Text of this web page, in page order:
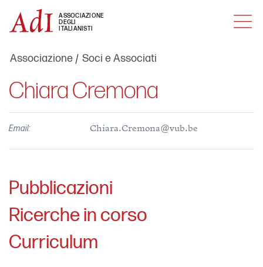
ASSOCIAZIONE
DEGLI
ITALIANISTI
MENU
Associazione Soci e Associati
Chiara Cremona
Email: Chiara.Cremona@vub.be
Pubblicazioni
Ricerche in corso
Curriculum